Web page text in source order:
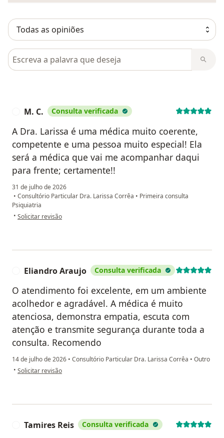
Pesquisar em opiniões
M. C. Consulta verificada
A Dra. Larissa é uma médica muito coerente,
competente e uma pessoa muito especial! Ela
será a médica que vai me acompanhar daqui
para frente; certamente!!
31 de julho de 2026
• Consultório Particular Dra. Larissa Corrêa • Primeira consulta
Psiquiatria
• na opinião do utilizador M. C.
Solicitar revisão
Eliandro Araujo Consulta verificada
O atendimento foi excelente, em um ambiente
acolhedor e agradável. A médica é muito
atenciosa, demonstra empatia, escuta com
atenção e transmite segurança durante toda a
consulta. Recomendo
14 de julho de 2026 • Consultório Particular Dra. Larissa Corrêa • Outro
• na opinião do utilizador Eliandro Araujo
Solicitar revisão
Tamires Reis Consulta verificada